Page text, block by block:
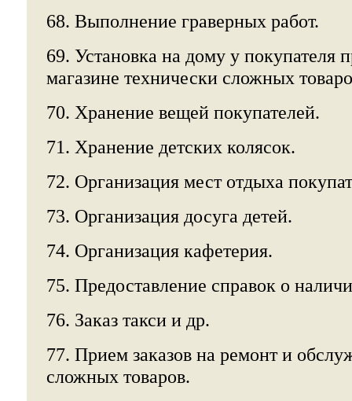
68. Выполнение граверных работ.
69. Установка на дому у покупателя
магазине технически сложных
70. Хранение вещей покупателей.
71. Хранение детских колясок.
72. Организация мест отдыха
73. Организация досуга детей.
74. Организация кафетерия.
75. Предоставление справок о
76. Заказ такси и др.
77. Прием заказов на ремонт и
сложных товаров.